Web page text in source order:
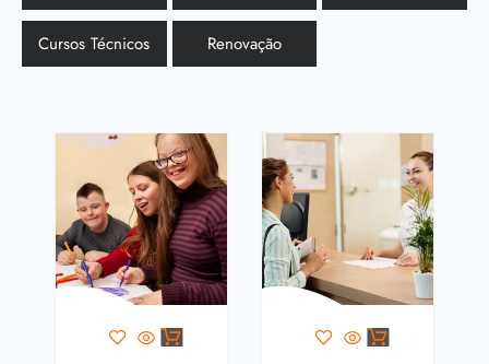
Cursos Técnicos Renovação